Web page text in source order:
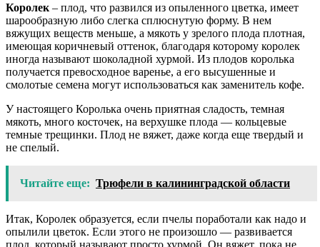
Королек – плод, что развился из опыленного цветка, имеет
шарообразную либо слегка сплюснутую форму. В нем
вяжущих веществ меньше, а мякоть у зрелого плода плотная,
имеющая коричневый оттенок, благодаря которому королек
иногда называют шоколадной хурмой. Из плодов королька
получается превосходное варенье, а его высушенные и
смолотые семена могут использоваться как заменитель кофе.
У настоящего Королька очень приятная сладость, темная
мякоть, много косточек, на верхушке плода — кольцевые
темные трещинки. Плод не вяжет, даже когда еще твердый и
не спелый.
Читайте еще: Трюфели в калининградской области
Итак, Королек образуется, если пчелы поработали как надо и
опылили цветок. Если этого не произошло — развивается
плод, который называют просто хурмой. Он вяжет, пока не